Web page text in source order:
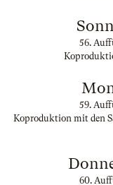
56.
59.
Koproduktion mit den
60.